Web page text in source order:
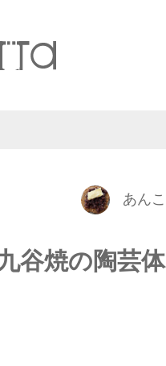
あんこ
谷焼の陶芸体